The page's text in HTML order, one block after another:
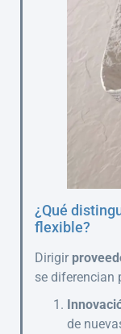
¿Qué
flexible?
Dirigir
se diferencian
de